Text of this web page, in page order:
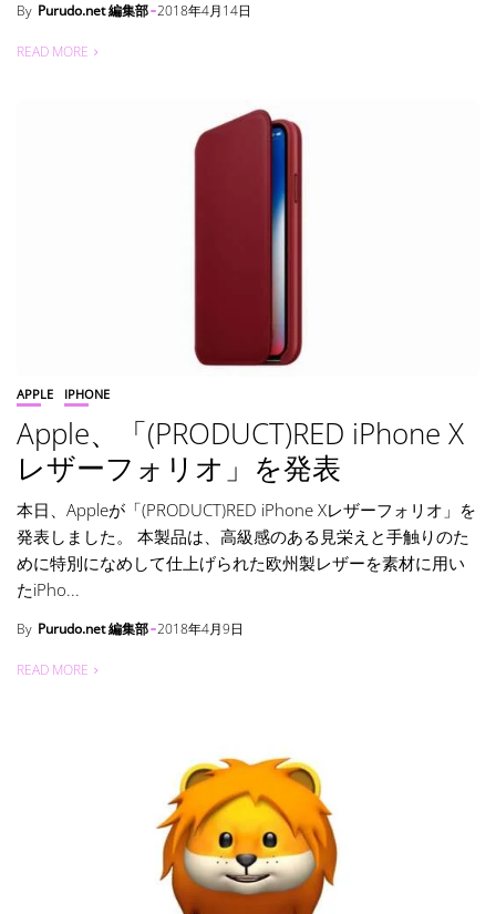
By Purudo.net 編集部 2018年4月14日
READ MORE
APPLE IPHONE
Apple、「(PRODUCT)RED iPhone X
レザーフォリオ」を発表
本日、Appleが「(PRODUCT)RED iPhone Xレザーフォリオ」を
発表しました。 本製品は、高級感のある見栄えと手触りのた
めに特別になめして仕上げられた欧州製レザーを素材に用い
たiPho...
By Purudo.net 編集部 2018年4月9日
READ MORE